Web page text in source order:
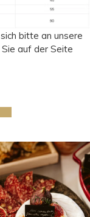
bitte an unsere
auf der Seite